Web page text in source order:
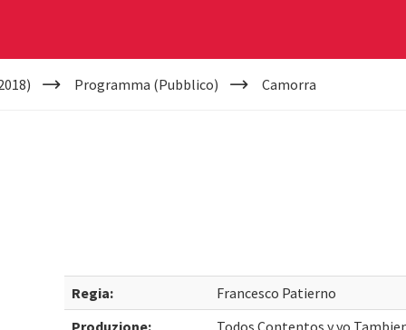
Programma (Pubblico) Camorra
Regia:
Francesco Patierno
Produzione:
Todos Contentos y yo